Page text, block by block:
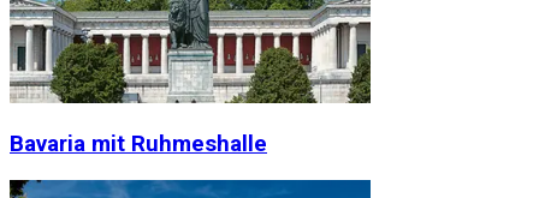
Bavaria mit Ruhmeshalle